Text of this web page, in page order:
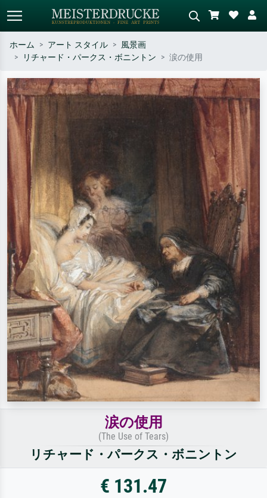
作家名・作品名・スタイルで検索
– 例：モネ、星月夜、印象派、北
斎の波、ヌード。
シーンを説明してください – 例：
緑の草原、赤の多い抽象画、暗い
油絵、木のそばの立ち姿のヌー
ド。
ホーム アート スタイル
風景画
リチャード・パークス・ボニントン
涙の使用
涙の使用
(The Use of Tears)
リチャード・パークス・ボニントン
€ 131.47